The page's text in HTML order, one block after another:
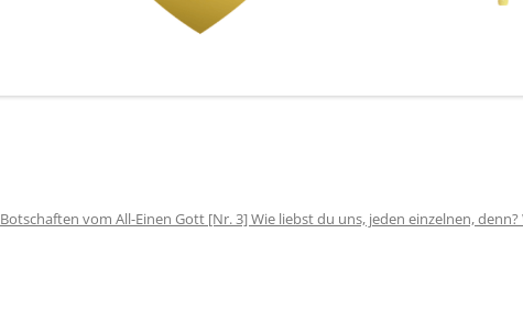
Botschaften vom All-Einen Gott [Nr. 3] Wie liebst du uns, jeden einzelnen,